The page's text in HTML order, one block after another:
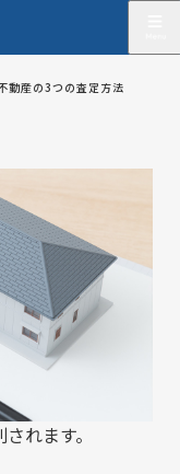
動産の3つの査定方法
れます。